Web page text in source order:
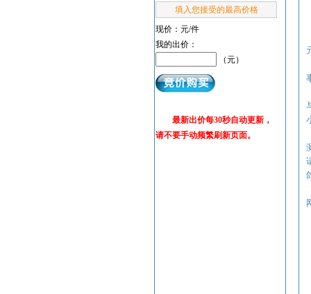
填入您接受的最高价格
现价： 元/件
我的出价：
（元）
最新出价每30秒自动更新，
请不要手动频繁刷新页面。